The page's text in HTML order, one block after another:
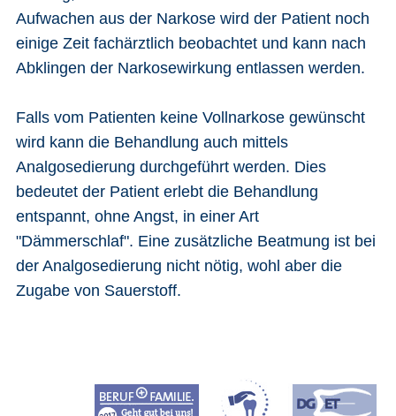
Aufwachen aus der Narkose wird der Patient noch
einige Zeit fachärztlich beobachtet und kann nach
Abklingen der Narkosewirkung entlassen werden.
Falls vom Patienten keine Vollnarkose gewünscht
wird kann die Behandlung auch mittels
Analgosedierung durchgeführt werden. Dies
bedeutet der Patient erlebt die Behandlung
entspannt, ohne Angst, in einer Art
"Dämmerschlaf". Eine zusätzliche Beatmung ist bei
der Analgosedierung nicht nötig, wohl aber die
Zugabe von Sauerstoff.